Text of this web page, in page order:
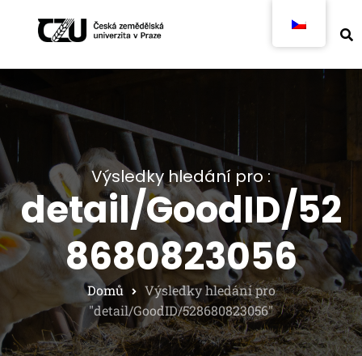
Výsledky hledání pro :
detail/GoodID/52
8680823056
Domů
Výsledky hledání pro
"detail/GoodID/528680823056"